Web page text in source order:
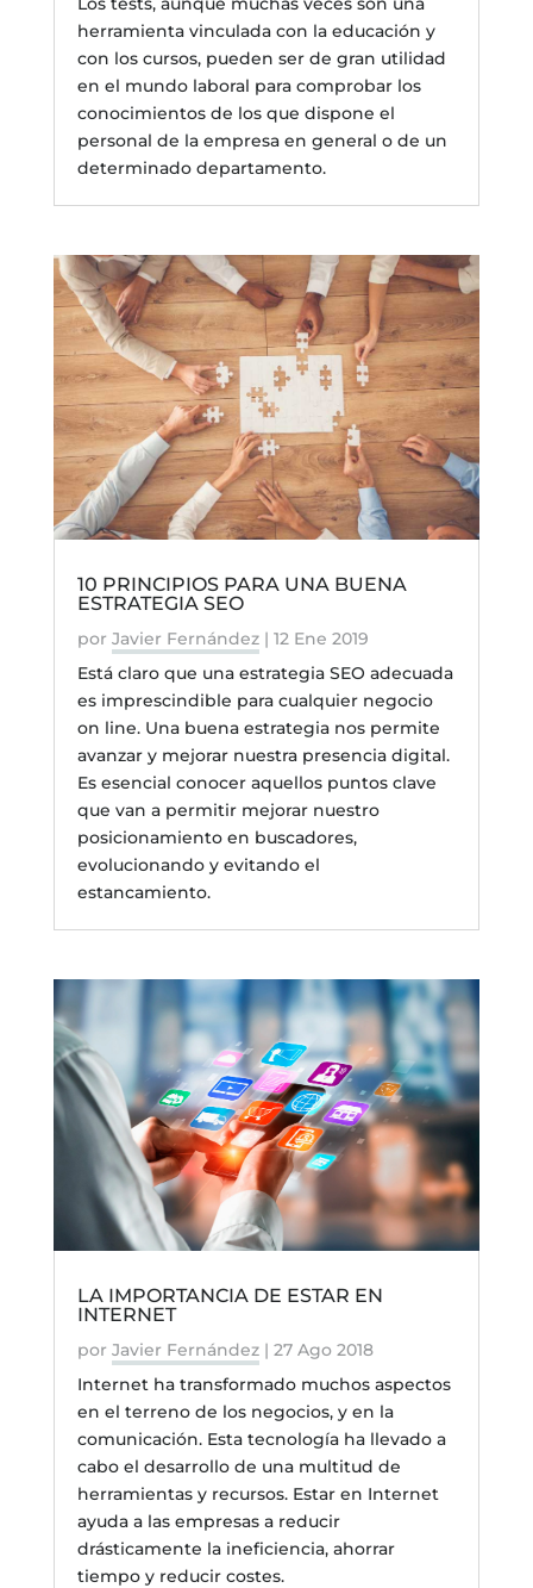
herramienta vinculada con la educación y
con los cursos, pueden ser de gran utilidad
en el mundo laboral para comprobar los
conocimientos de los que dispone el
personal de la empresa en general o de un
determinado departamento.
10 PRINCIPIOS PARA UNA BUENA
ESTRATEGIA SEO
por Javier Fernández| 12 Ene 2019
Está claro que una estrategia SEO adecuada
es imprescindible para cualquier negocio
on line. Una buena estrategia nos permite
avanzar y mejorar nuestra presencia digital.
Es esencial conocer aquellos puntos clave
que van a permitir mejorar nuestro
posicionamiento en buscadores,
evolucionando y evitando el
estancamiento.
LA IMPORTANCIA DE ESTAR EN
INTERNET
por Javier Fernández| 27 Ago 2018
Internet ha transformado muchos aspectos
en el terreno de los negocios, y en la
comunicación. Esta tecnología ha llevado a
cabo el desarrollo de una multitud de
herramientas y recursos. Estar en Internet
ayuda a las empresas a reducir
drásticamente la ineficiencia, ahorrar
tiempo y reducir costes.